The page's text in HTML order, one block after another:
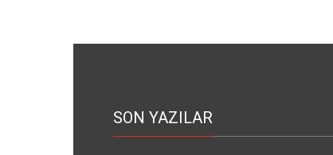
SON YAZILAR